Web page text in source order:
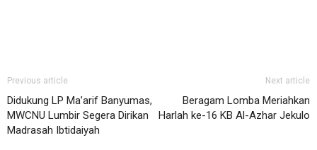
Previous article
Didukung LP Ma’arif Banyumas,
MWCNU Lumbir Segera Dirikan
Madrasah Ibtidaiyah
Next article
Beragam Lomba Meriahkan
Harlah ke-16 KB Al-Azhar Jekulo